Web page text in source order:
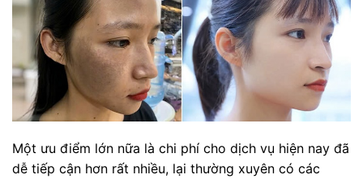
Một ưu điểm lớn nữa là chi phí cho dịch vụ hiện nay đã
dễ tiếp cận hơn rất nhiều, lại thường xuyên có các